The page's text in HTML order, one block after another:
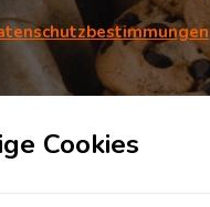
Suche
Cookies